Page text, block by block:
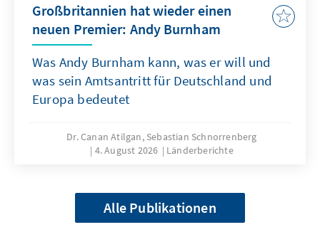
Großbritannien hat wieder einen
neuen Premier: Andy Burnham
Was Andy Burnham kann, was er will und
was sein Amtsantritt für Deutschland und
Europa bedeutet
Dr. Canan Atilgan, Sebastian Schnorrenberg
4. August 2026
Länderberichte
Alle Publikationen